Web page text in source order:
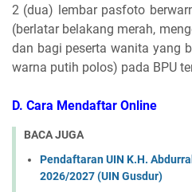
2 (dua) lembar pasfoto
(berlatar belakang merah,
dan bagi peserta wanita yang
warna putih polos) pada BPU
D. Cara Mendaftar Online
BACA JUGA
Pendaftaran UIN K.H.
2026/2027 (UIN Gusdur)